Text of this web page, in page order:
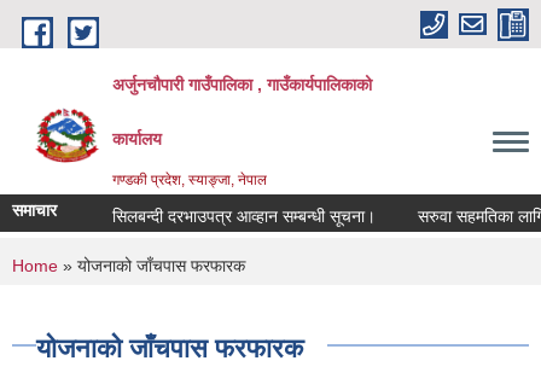
Skip to main content
अर्जुनचौपारी गाउँपालिका , गाउँकार्यपालिकाको
कार्यालय
गण्डकी प्रदेश, स्याङ्जा, नेपाल
समाचार सिलबन्दी दरभाउपत्र आव्हान सम्बन्धी सूचना। सरुवा सहमतिका लागि
You are here
Home » योजनाको जाँचपास फरफारक
योजनाको जाँचपास फरफारक